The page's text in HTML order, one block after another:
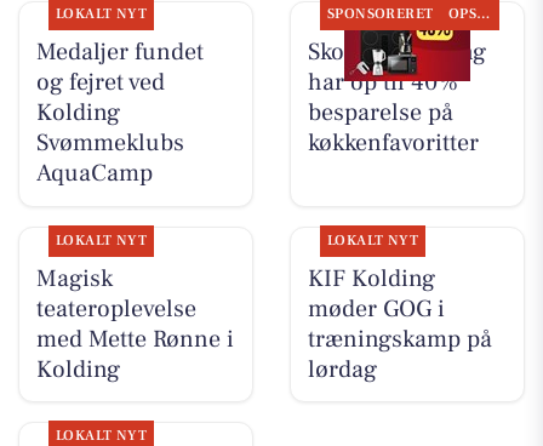
LOKALT NYT
Medaljer fundet
og fejret ved
Kolding
Svømmeklubs
AquaCamp
SPONSORERET OPSLAGSTAVLEN
Skousen Kolding
har op til 40%
besparelse på
køkkenfavoritter
LOKALT NYT
Magisk
teateroplevelse
med Mette Rønne i
Kolding
LOKALT NYT
KIF Kolding
møder GOG i
træningskamp på
lørdag
LOKALT NYT